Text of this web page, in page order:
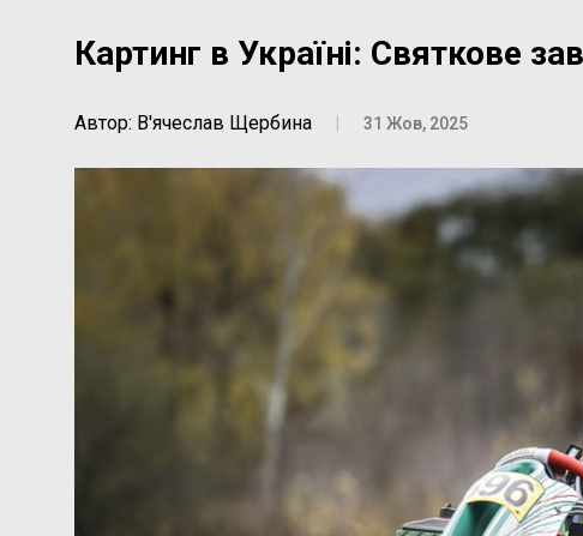
Картинг в Україні: Святкове
Автор: В'ячеслав Щербина | 31 Жов, 2025